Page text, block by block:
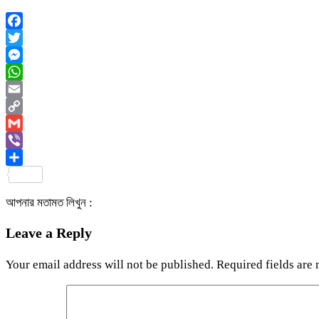
Facebook
Twitter
Messenger
WhatsApp
Email
Copy
Link
Gmail
Viber
আপনার মতামত লিখুন :
Leave a Reply
Your email address will not be published. Required fields are